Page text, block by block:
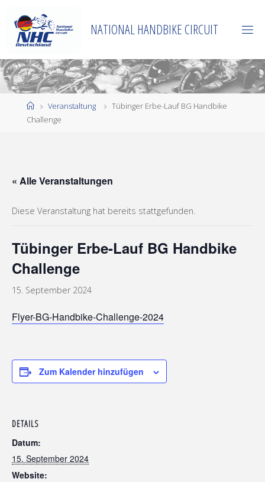
Inhalt
springen
NATIONAL HANDBIKE CIRCUIT
StartVeranstaltung
Tübinger Erbe-Lauf BG Handbike
Challenge
« Alle Veranstaltungen
Diese Veranstaltung hat bereits stattgefunden.
Tübinger Erbe-Lauf BG Handbike
Challenge
15. September 2024
Flyer-BG-Handbike-Challenge-2024
Zum Kalender hinzufügen
DETAILS
Datum:
15. September 2024
Website: